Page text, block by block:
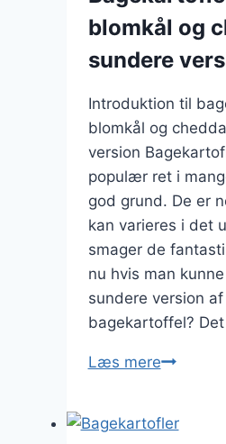
tid
blomkål og
sundere
Introduktion til
blomkål og
version
populær ret i
god grund. De er
kan varieres i det
smager de
nu hvis man
sundere version
bagekartoffel?
Læs mere
og